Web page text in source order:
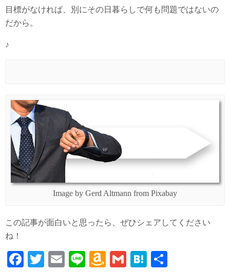
目標がなければ、別にその日暮らしで何も問題ではないの
だから。
♪
Image by Gerd Altmann from Pixabay
この記事が面白いと思ったら、ぜひシェアしてください
ね！
Fa T
E
Li
A
G
H